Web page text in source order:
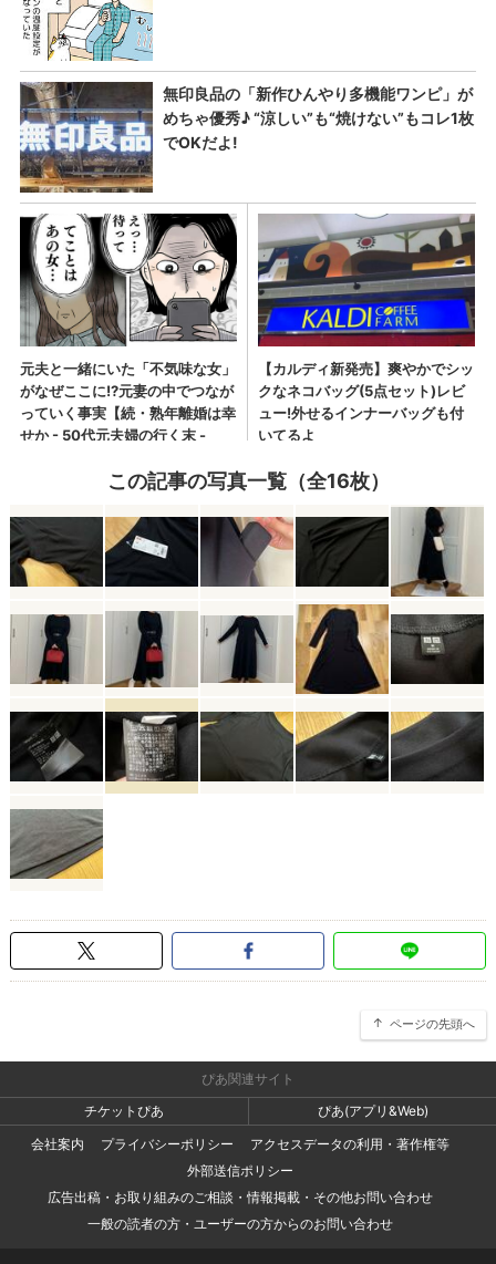
この記事の写真一覧（全16枚）
ページの先頭へ
ぴあ関連サイト
チケットぴあ
ぴあ(アプリ&Web)
会社案内
プライバシーポリシー
アクセスデータの利用・著作権等
外部送信ポリシー
広告出稿・お取り組みのご相談・情報掲載・その他お問い合わせ
一般の読者の方・ユーザーの方からのお問い合わせ